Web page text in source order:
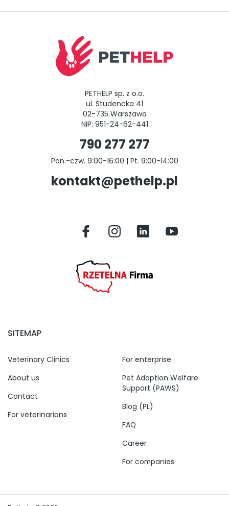
PETHELP sp. z o.o.
ul. Studencka 41
02-735 Warszawa
NIP: 951-24-62-441
790 277 277
Pon.-czw. 9:00-16:00 | Pt. 9:00-14:00
kontakt@pethelp.pl
SITEMAP
Veterinary Clinics
About us
Contact
For veterinarians
For enterprise
Pet Adoption Welfare
Support (PAWS)
Blog (PL)
FAQ
Career
For companies